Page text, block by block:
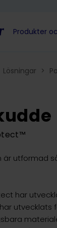
Produkter
Lösningar >
är utformad
har
utvecklats